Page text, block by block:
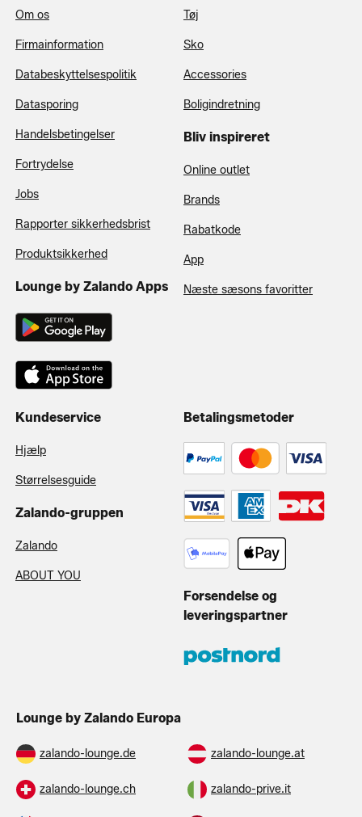
Om os
Firmainformation
Databeskyttelsespolitik
Datasporing
Handelsbetingelser
Fortrydelse
Jobs
Rapporter sikkerhedsbrist
Produktsikkerhed
Lounge by Zalando Apps
Tøj
Sko
Accessories
Boligindretning
Bliv inspireret
Online outlet
Brands
Rabatkode
App
Næste sæsons favoritter
Kundeservice
Hjælp
Størrelsesguide
Zalando-gruppen
Zalando
ABOUT YOU
Betalingsmetoder
Forsendelse og
leveringspartner
Lounge by Zalando Europa
zalando-lounge.de zalando-lounge.at
zalando-lounge.ch zalando-prive.it